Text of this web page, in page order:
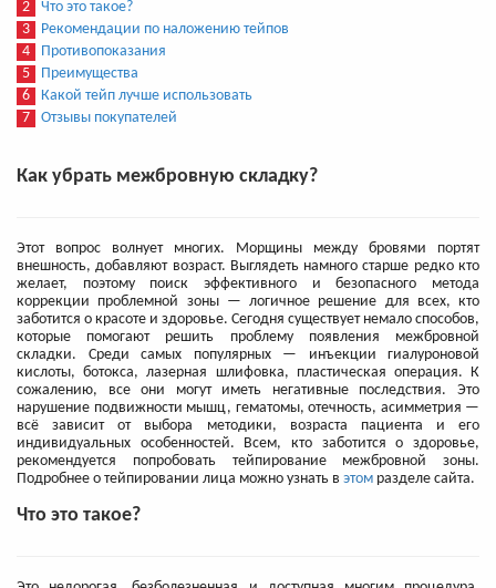
2
Что это такое?
3
Рекомендации по наложению тейпов
4
Противопоказания
5
Преимущества
6
Какой тейп лучше использовать
7
Отзывы покупателей
Как убрать межбровную складку?
Этот вопрос волнует многих. Морщины между бровями портят
внешность, добавляют возраст. Выглядеть намного старше редко кто
желает, поэтому поиск эффективного и безопасного метода
коррекции проблемной зоны — логичное решение для всех, кто
заботится о красоте и здоровье. Сегодня существует немало способов,
которые помогают решить проблему появления межбровной
складки. Среди самых популярных — инъекции гиалуроновой
кислоты, ботокса, лазерная шлифовка, пластическая операция. К
сожалению, все они могут иметь негативные последствия. Это
нарушение подвижности мышц, гематомы, отечность, асимметрия —
всё зависит от выбора методики, возраста пациента и его
индивидуальных особенностей. Всем, кто заботится о здоровье,
рекомендуется попробовать тейпирование межбровной зоны.
Подробнее о тейпировании лица можно узнать в этом разделе сайта.
Что это такое?